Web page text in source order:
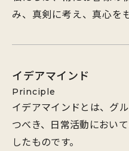
み、真剣に考え、真心を
イデアマインド
Principle
イデアマインドとは、グ
つべき、日常活動におい
したものです。